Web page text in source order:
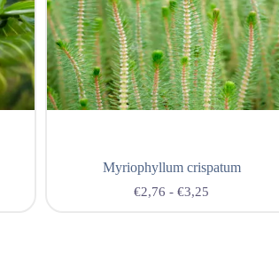
Myriophyllum crispatum
€2,76 -€3,25